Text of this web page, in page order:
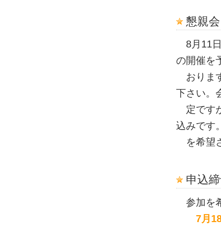
懇親会
8月11日
の開催を
おりま
下さい。
定です
込みです
を希望
申込
参加を
7月